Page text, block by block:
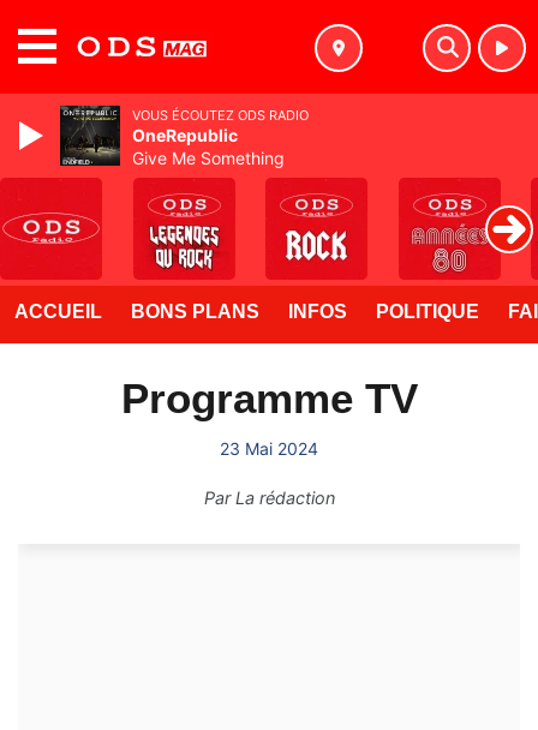
ACCUEIL BONS PLANS INFOS POLITIQUE
Programme TV
23 Mai 2024
ParLa rédaction
VOUS ÉCOUTEZ ODS RADIO
OneRepublic
Give Me Something